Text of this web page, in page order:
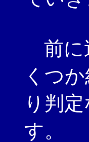
前に
くつ
り判
す。